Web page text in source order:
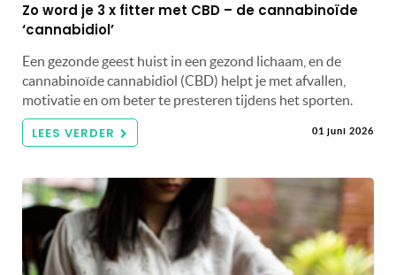
Zo word je 3 x fitter met CBD – de cannabinoïde
‘cannabidiol’
Een gezonde geest huist in een gezond lichaam, en de
cannabinoïde cannabidiol (CBD) helpt je met afvallen,
motivatie en om beter te presteren tijdens het sporten.
LEES VERDER 01 juni 2026